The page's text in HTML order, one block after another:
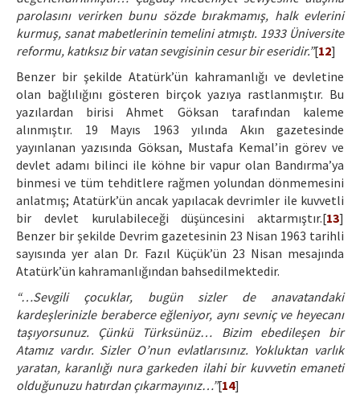
parolasını verirken bunu sözde bırakmamış, halk evlerini
kurmuş, sanat mabetlerinin temelini atmıştı. 1933 Üniversite
reformu, katıksız bir vatan sevgisinin cesur bir eseridir.”[12]
Benzer bir şekilde Atatürk’ün kahramanlığı ve devletine
olan bağlılığını gösteren birçok yazıya rastlanmıştır. Bu
yazılardan birisi Ahmet Göksan tarafından kaleme
alınmıştır. 19 Mayıs 1963 yılında Akın gazetesinde
yayınlanan yazısında Göksan, Mustafa Kemal’in görev ve
devlet adamı bilinci ile köhne bir vapur olan Bandırma’ya
binmesi ve tüm tehditlere rağmen yolundan dönmemesini
anlatmış; Atatürk’ün ancak yapılacak devrimler ile kuvvetli
bir devlet kurulabileceği düşüncesini aktarmıştır.[13]
Benzer bir şekilde Devrim gazetesinin 23 Nisan 1963 tarihli
sayısında yer alan Dr. Fazıl Küçük’ün 23 Nisan mesajında
Atatürk’ün kahramanlığından bahsedilmektedir.
“…Sevgili çocuklar, bugün sizler de anavatandaki
kardeşlerinizle beraberce eğleniyor, aynı sevniç ve heyecanı
taşıyorsunuz. Çünkü Türksünüz… Bizim ebedileşen bir
Atamız vardır. Sizler O’nun evlatlarısınız. Yokluktan varlık
yaratan, karanlığı nura garkeden ilahi bir kuvvetin emaneti
olduğunuzu hatırdan çıkarmayınız…”[14]